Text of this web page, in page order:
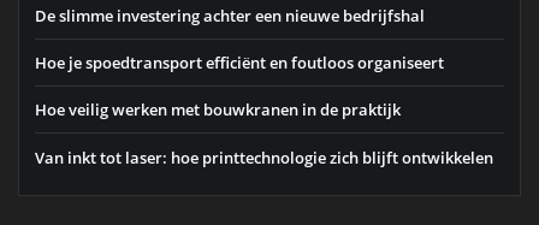
De slimme investering achter een nieuwe bedrijfshal
Hoe je spoedtransport efficiënt en foutloos organiseert
Hoe veilig werken met bouwkranen in de praktijk
Van inkt tot laser: hoe printtechnologie zich blijft ontwikkelen